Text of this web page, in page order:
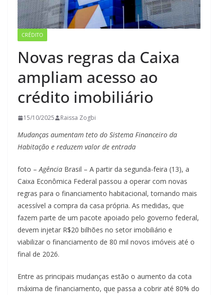
CRÉDITO
Novas regras da Caixa
ampliam acesso ao
crédito imobiliário
15/10/2025 Raissa Zogbi
Mudanças aumentam teto do Sistema Financeiro da
Habitação e reduzem valor de entrada
foto –Agência Brasil – A partir da segunda-feira (13), a
Caixa Econômica Federal passou a operar com novas
regras para o financiamento habitacional, tornando mais
acessível a compra da casa própria. As medidas, que
fazem parte de um pacote apoiado pelo governo federal,
devem injetar R$20 bilhões no setor imobiliário e
viabilizar o financiamento de 80 mil novos imóveis até o
final de 2026.
Entre as principais mudanças estão o aumento da cota
máxima de financiamento, que passa a cobrir até 80% do